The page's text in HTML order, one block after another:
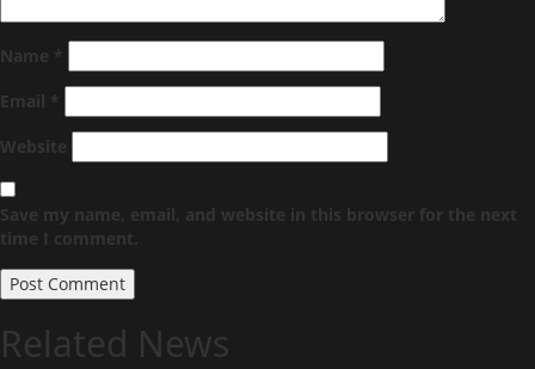
Name *
Email *
Website
Save my name, email, and website in this browser for the next
time I comment.
Related News